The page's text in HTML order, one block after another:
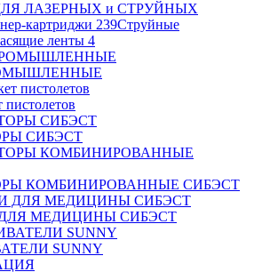
ЛАЗЕРНЫХ и СТРУЙНЫХ
картриджи 239Струйные
ленты 4
пистолетов
СИБЭСТ
КОМБИНИРОВАННЫЕ СИБЭСТ
МЕДИЦИНЫ СИБЭСТ
SUNNY